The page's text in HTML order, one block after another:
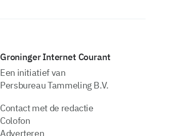
Groninger Internet Courant
Een initiatief van
Persbureau Tammeling B.V.
Contact met de redactie
Colofon
Adverteren